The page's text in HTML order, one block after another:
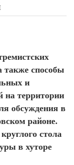
также способы
и
на территории
обсуждения в
районе.
стола
в хуторе